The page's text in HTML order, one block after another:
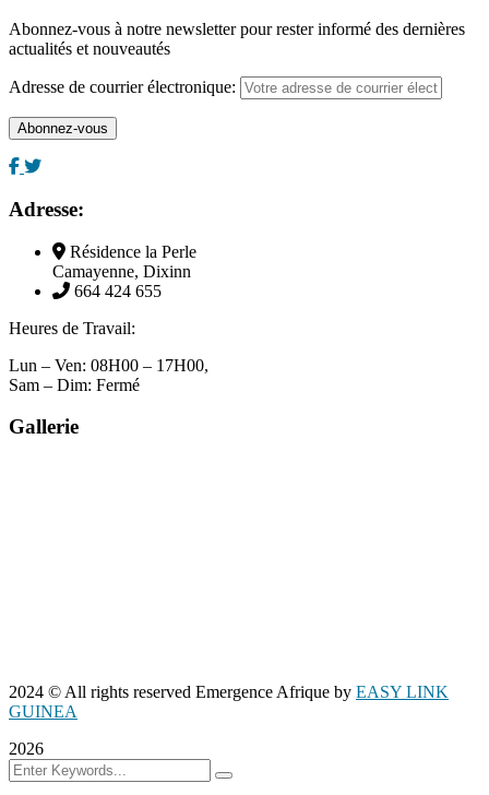
Abonnez-vous à notre newsletter pour rester informé des dernières
actualités et nouveautés
Adresse de courrier électronique:
Adresse:
Résidence la Perle
Camayenne, Dixinn
664 424 655
Heures de Travail:
Lun – Ven: 08H00 – 17H00,
Sam – Dim: Fermé
Gallerie
2024 © All rights reserved Emergence Afrique by EASY LINK
GUINEA
2026